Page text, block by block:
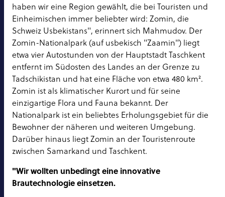
haben wir eine Region gewählt, die bei Touristen und
Einheimischen immer beliebter wird: Zomin, die
Schweiz Usbekistans", erinnert sich Mahmudov. Der
Zomin-Nationalpark (auf usbekisch "Zaamin") liegt
etwa vier Autostunden von der Hauptstadt Taschkent
entfernt im Südosten des Landes an der Grenze zu
Tadschikistan und hat eine Fläche von etwa 480 km².
Zomin ist als klimatischer Kurort und für seine
einzigartige Flora und Fauna bekannt. Der
Nationalpark ist ein beliebtes Erholungsgebiet für die
Bewohner der näheren und weiteren Umgebung.
Darüber hinaus liegt Zomin an der Touristenroute
zwischen Samarkand und Taschkent.
"Wir wollten unbedingt eine innovative
Brautechnologie einsetzen.